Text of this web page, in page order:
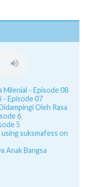
Milenial - Episode 08
- Episode 07
Oleh Rasa
6
5
suksmafess on
Anak Bangsa